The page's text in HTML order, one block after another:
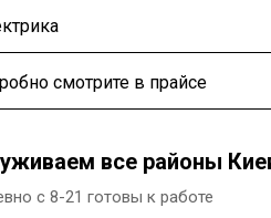
смотрите в прайсе
все районы
с 8-21 готовы к работе